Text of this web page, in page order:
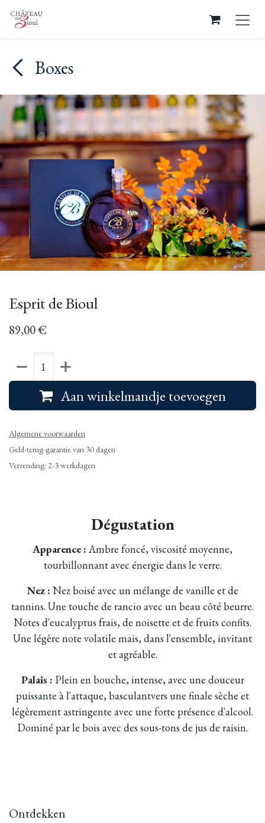
Overslaan naar inhoud
Boxes
Esprit de Bioul
89,00€
Aan winkelmandje toevoegen
Algemene voorwaarden
Geld-terug-garantie van 30 dagen
Verzending: 2-3 werkdagen
Dégustation
Apparence : Ambre foncé, viscosité moyenne,
tourbillonnant avec énergie dans le verre.
Nez : Nez boisé avec un mélange de vanille et de
tannins. Une touche de rancio avec un beau côté beurre.
Notes d'eucalyptus frais, de noisette et de fruits confits.
Une légère note volatile mais, dans l'ensemble, invitant
et agréable.
Palais : Plein en bouche, intense, avec une douceur
puissante à l'attaque, basculantvers une finale sèche et
légèrement astringente avec une forte présence d'alcool.
Dominé par le bois avec des sous-tons de jus de raisin.
Ontdekken